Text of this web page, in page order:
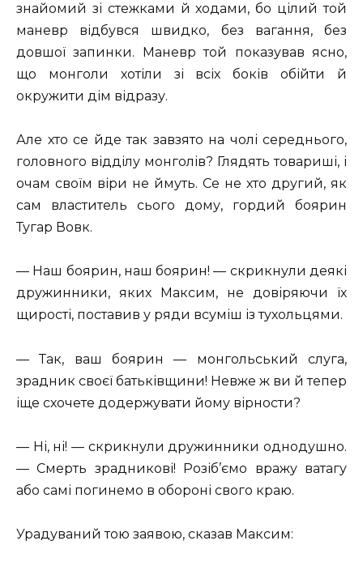
знайомий зі стежками й ходами, бо цілий той
маневр відбувся швидко, без вагання, без
довшої запинки. Маневр той показував ясно,
що монголи хотіли зі всіх боків обійти й
окружити дім відразу.
Але хто се йде так завзято на чолі середнього,
головного відділу монголів? Глядять товариші, і
очам своїм віри не ймуть. Се не хто другий, як
сам властитель сього дому, гордий боярин
Тугар Вовк.
— Наш боярин, наш боярин! — скрикнули деякі
дружинники, яких Максим, не довіряючи їх
щирості, поставив у ряди всуміш із тухольцями.
— Так, ваш боярин — монгольський слуга,
зрадник своєї батьківщини! Невже ж ви й тепер
іще схочете додержувати йому вірности?
— Ні, ні! — скрикнули дружинники однодушно.
— Смерть зрадникові! Розіб’ємо вражу ватагу
або самі погинемо в обороні свого краю.
Урадуваний тою заявою, сказав Максим: